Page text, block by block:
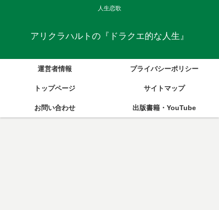
人生恋歌
アリクラハルトの『ドラクエ的な人生』
運営者情報 プライバシーポリシー
トップページ サイトマップ
お問い合わせ 出版書籍・YouTube